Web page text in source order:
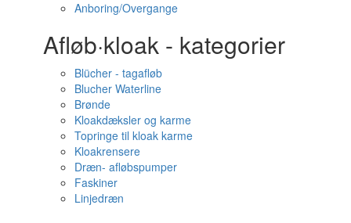
Anboring/Overgange
Afløb·kloak - kategorier
Blücher - tagafløb
Blucher Waterline
Brønde
Kloakdæksler og karme
Topringe til kloak karme
Kloakrensere
Dræn- afløbspumper
Faskiner
Linjedræn